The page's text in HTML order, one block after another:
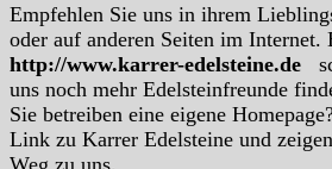
Empfehlen Sie uns in ihrem
oder auf anderen Seiten im Internet.
http://www.karrer-edelsteine.de
uns noch mehr Edelsteinfreunde
Sie betreiben eine eigene
Link zu Karrer Edelsteine und
Weg zu uns.